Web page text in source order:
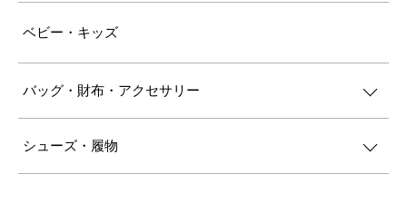
ベビー・キッズ
バッグ・財布・アクセサリー
シューズ・履物